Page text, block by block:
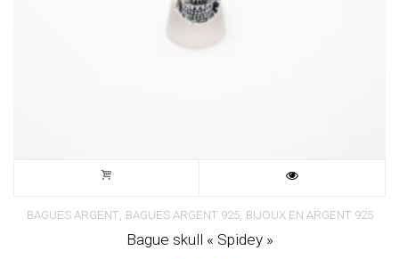
BAGUES ARGENT, BAGUES ARGENT 925, BIJOUX EN ARGENT 925
Bague skull « Spidey »